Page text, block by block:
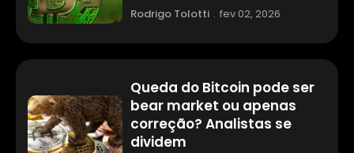
Rodrigo Tolotti . fev 02, 2026
Queda do Bitcoin pode ser
bear market ou apenas
correção? Analistas se
dividem